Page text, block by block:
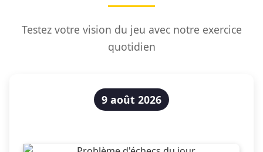
Testez votre vision du jeu avec notre exercice
quotidien
9 août 2026